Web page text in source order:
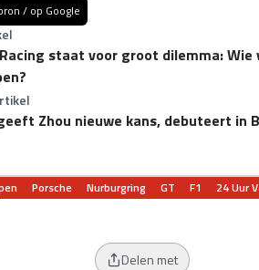
/ op Google
staat voor groot dilemma:
Zhou nieuwe kans, debuteert in
Porsche Nurburgring GT F1
24 Uur
Delen met